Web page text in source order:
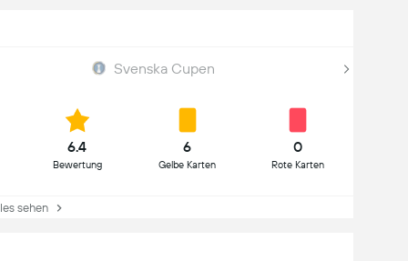
Svenska Cupen
6.4
Bewertung
6
Gelbe Karten
0
Rote Karten
sehen